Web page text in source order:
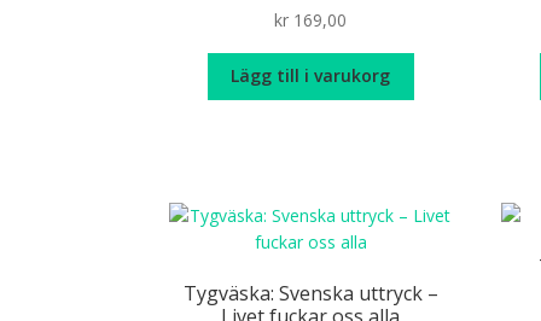
kr 169,00
Lägg till i varukorg
Tygväska: Svenska uttryck –